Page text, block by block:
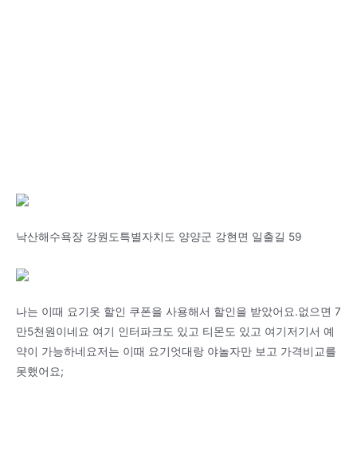
낙산해수욕장 강원도특별자치도 양양군 강현면 일출길 59
나는 이때 요기옷 할인 쿠폰을 사용해서 할인을 받았어요.없으면 7
만5천원이네요 여기 인터파크도 있고 티몬도 있고 여기저기서 예
약이 가능하네요저는 이때 요기엇대랑 야놀자만 보고 가격비교를
못했어요;